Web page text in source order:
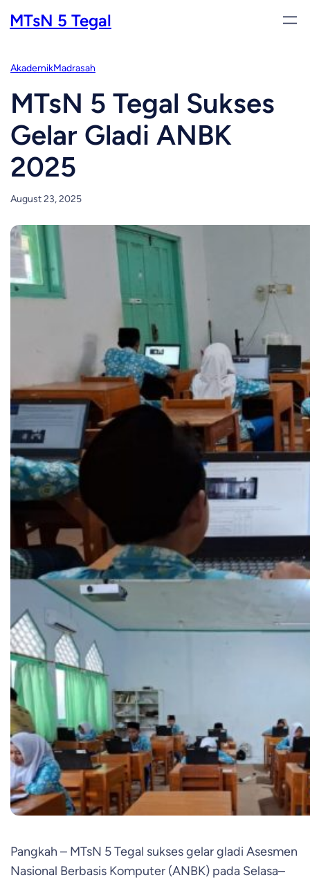
toMTsN 5 Tegal
AkademikMadrasah
MTsN 5 Tegal Sukses
Gelar Gladi ANBK
2025
August 23, 2025
Pangkah – MTsN 5 Tegal sukses gelar gladi Asesmen
Nasional Berbasis Komputer (ANBK) pada Selasa–